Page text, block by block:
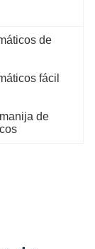
de
fácil
de